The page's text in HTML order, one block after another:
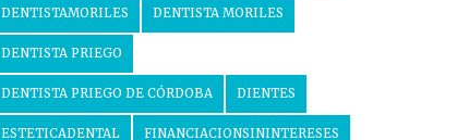
DENTISTAMORILES DENTISTA MORILES
DENTISTA PRIEGO
DENTISTA PRIEGO DE CÓRDOBA DIENTES
ESTETICADENTAL FINANCIACIONSININTERESES